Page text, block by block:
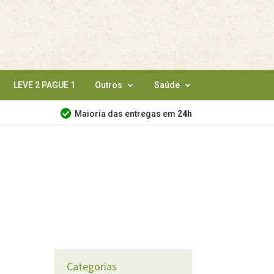
LEVE 2 PAGUE 1 Outros Saúde
Maioria das entregas em 24h
Categorias